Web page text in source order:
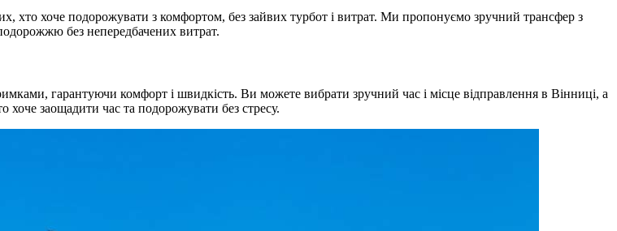
хто хоче подорожувати з комфортом, без зайвих турбот і витрат. Ми пропонуємо зручний трансфер з
без непередбачених витрат.
гарантуючи комфорт і швидкість. Ви можете вибрати зручний час і місце відправлення в Вінниці, а
хоче заощадити час та подорожувати без стресу.